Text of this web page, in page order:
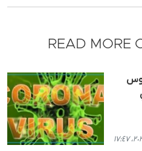
READ MORE